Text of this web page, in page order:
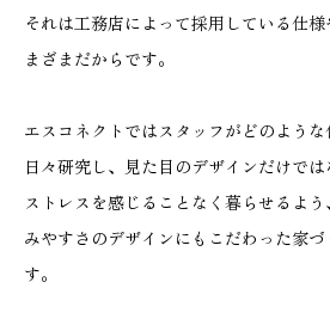
それは工務店によって採用している仕
まざまだからです。
エスコネクトではスタッフがどのよう
日々研究し、見た目のデザインだけで
ストレスを感じることなく暮らせるよ
みやすさのデザインにもこだわった家
す。